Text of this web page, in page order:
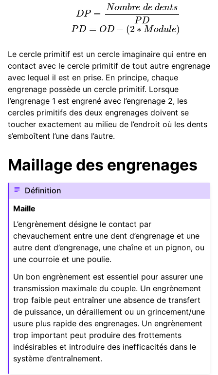
Le cercle primitif est un cercle imaginaire qui entre en
contact avec le cercle primitif de tout autre engrenage
avec lequel il est en prise. En principe, chaque
engrenage possède un cercle primitif. Lorsque
l’engrenage 1 est engrené avec l’engrenage 2, les
cercles primitifs des deux engrenages doivent se
toucher exactement au milieu de l’endroit où les dents
s’emboîtent l’une dans l’autre.
Maillage des engrenages
Définition
Maille
L’engrènement désigne le contact par
chevauchement entre une dent d’engrenage et une
autre dent d’engrenage, une chaîne et un pignon, ou
une courroie et une poulie.
Un bon engrènement est essentiel pour assurer une
transmission maximale du couple. Un engrènement
trop faible peut entraîner une absence de transfert
de puissance, un déraillement ou un grincement/une
usure plus rapide des engrenages. Un engrènement
trop important peut produire des frottements
indésirables et introduire des inefficacités dans le
système d’entraînement.